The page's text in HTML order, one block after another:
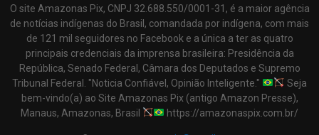
O site Amazonas Pix, CNPJ 32.688.550/0001-31, é a maior agência
de notícias indígenas do Brasil, comandada por indígena, com mais
de 121 mil seguidores no Facebook e a única a ter as quatro
principais credenciais da imprensa brasileira: Presidência da
República, Senado Federal, Câmara dos Deputados e Supremo
Tribunal Federal. "Noticia Confiável, Opinião Inteligente."
Seja
bem-vindo(a) ao Site Amazonas Pix (antigo Amazon Presse),
Manaus, Amazonas, Brasil
https://amazonaspix.com.br/